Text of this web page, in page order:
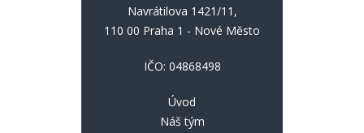
Navrátilova 1421/11,
110 00 Praha 1 - Nové Město
IČO: 04868498
Úvod
Náš tým